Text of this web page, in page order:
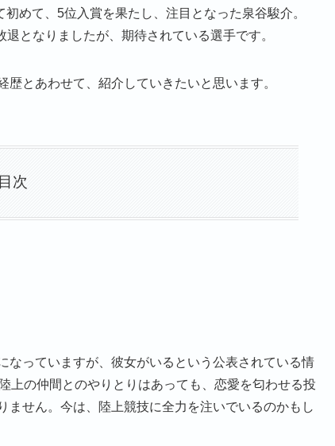
めて、5位入賞を果たし、注目となった泉谷駿介。
となりましたが、期待されている選手です。
とあわせて、紹介していきたいと思います。
目次
なっていますが、彼女がいるという公表されている情
上の仲間とのやりとりはあっても、恋愛を匂わせる投
せん。今は、陸上競技に全力を注いでいるのかもし